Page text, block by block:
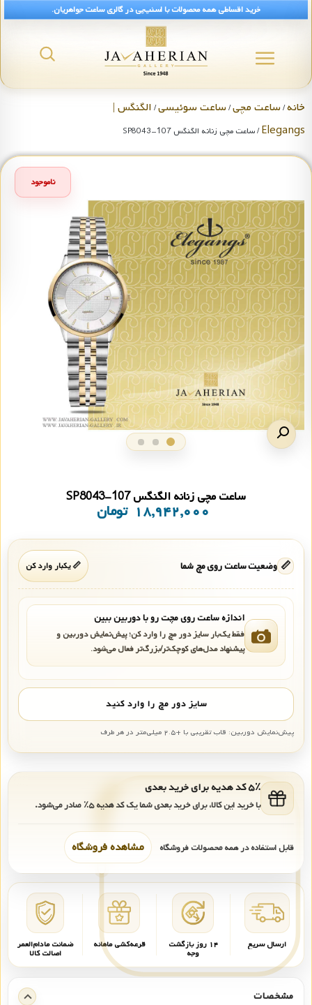
خرید اقساطی همه محصولات با اسنپ‌پی در گالری ساعت جواهریان.
خانه/ساعت مچی/ساعت سوئیسی/ الگنگس |
Elegangs/ ساعت مچی زنانه الگنگس SP8043-107
ناموجود
ساعت مچی زنانه الگنگس SP8043-107
۱۸,۹۴۲,۰۰۰ تومان
📏 وضعیت ساعت روی مچ شما 📏 یکبار وارد کن
اندازه ساعت روی مچت رو با دوربین ببین
فقط یک‌بار سایز دور مچ را وارد کن؛ پیش‌نمایش دوربین و
پیشنهاد مدل‌های کوچک‌تر/بزرگ‌تر فعال می‌شود.
سایز دور مچ را وارد کنید
پیش‌نمایش دوربین: قاب تقریبی با +۲.۵ میلی‌متر در هر طرف
۵٪ کد هدیه برای خرید بعدی
با خرید این کالا، برای خرید بعدی شما یک کد هدیه۵٪ صادر می‌شود.
قابل استفاده در همه محصولات فروشگاه مشاهده فروشگاه
ارسال سریع ۱۴ روز بازگشت
وجه
قرعه‌کشی ماهانه ضمانت مادام‌العمر
اصالت کالا
مشخصات